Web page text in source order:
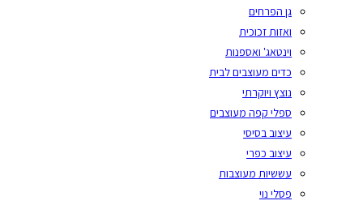
גן הפרחים
ואזות זכוכית
וינטאג' ואספנות
כדים מעוצבים לבית
נוצץ ויוקרתי
ספלי קפה מעוצבים
עיצוב בסיסי
עיצוב כפרי
עששיות מעוצבות
פסלי נוי